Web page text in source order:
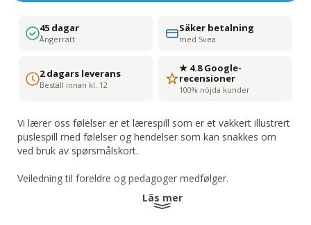
45 dagar
Ångerrätt
Säker betalning
med Svea
2 dagars leverans
Beställ innan kl. 12
★ 4.8 Google-
recensioner
100% nöjda kunder
Vi lærer oss følelser er et lærespill som er et vakkert illustrert
puslespill med følelser og hendelser som kan snakkes om
ved bruk av spørsmålskort.
Veiledning til foreldre og pedagoger medfølger.
Läs mer